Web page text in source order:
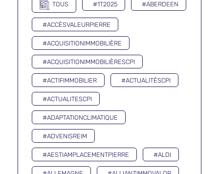
TOUS #1T2025 #ABERDEEN
#ACCÈSVALEURPIERRE
#ACQUISITIONIMMOBILIÈRE
#ACQUISITIONIMMOBILIÈRESCPI
#ACTIFIMMOBILIER #ACTUALITÉSCPI
#ACTUALITESCPI
#ADAPTATIONCLIMATIQUE
#ADVENISREIM
#AESTIAMPLACEMENTPIERRE #ALDI